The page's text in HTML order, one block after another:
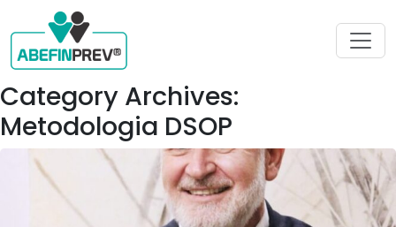
Category Archives:
Metodologia DSOP